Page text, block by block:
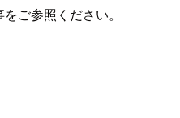
ご参照ください。